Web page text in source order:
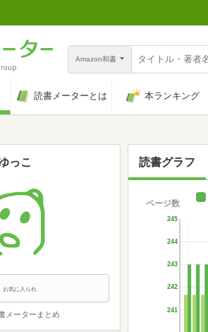
Amazon和書
読書メーターとは 本ランキング
読書グラフ
241
242
243
244
245
ページ数
っこ
お気に入られ
メーターまとめ